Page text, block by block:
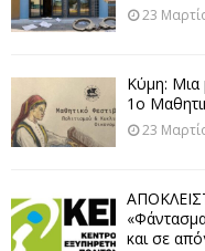
23
Κύμη: Μια
1ο
23
και σε